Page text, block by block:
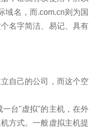
域名，而.com.cn则为国
名字简洁、易记、具有
自己的公司，而这个空
一台"虚拟"的主机，在外
方式。一般虚拟主机提